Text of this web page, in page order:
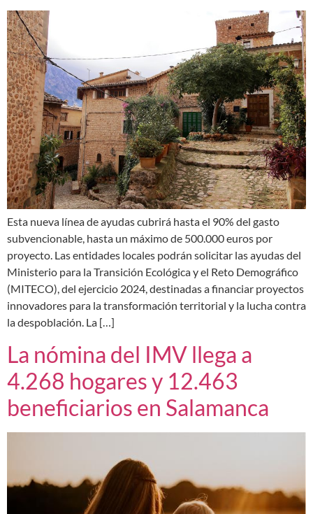
Esta nueva línea de ayudas cubrirá hasta el 90% del gasto
subvencionable, hasta un máximo de 500.000 euros por
proyecto. Las entidades locales podrán solicitar las ayudas del
Ministerio para la Transición Ecológica y el Reto Demográfico
(MITECO), del ejercicio 2024, destinadas a financiar proyectos
innovadores para la transformación territorial y la lucha contra
la despoblación. La […]
La nómina del IMV llega a
4.268 hogares y 12.463
beneficiarios en Salamanca